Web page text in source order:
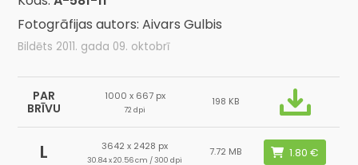
Fotogrāfijas autors: Aivars Gulbis
Bildēts 2011. gada 09. oktobrī
PAR
BRĪVU
1000 x 667 px
72 dpi
198 KB
L 3642 x 2428 px
30.84 x 20.56 cm / 300 dpi
7.72 MB